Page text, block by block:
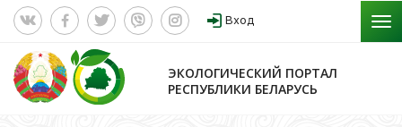
Вход
ЭКОЛОГИЧЕСКИЙ ПОРТАЛ
РЕСПУБЛИКИ БЕЛАРУСЬ